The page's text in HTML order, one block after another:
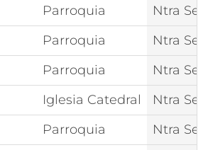
Parroquia
Ntra
Parroquia
Ntra
Parroquia
Ntra
Iglesia Catedral
Ntra
Parroquia
Ntra